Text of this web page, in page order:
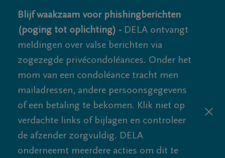
Blijf waakzaam voor phishingberichten
(poging tot oplichting) - DELA ontvangt
meldingen over valse berichten via
zogezegde privécondoléances. Onder het
mom van een condoléance tracht men
mailadressen, andere persoonsgegevens
of een betaling te bekomen. Klik niet op
verdachte links of bijlagen en controleer
de afzender zorgvuldig. DELA
onderneemt meerdere acties om dit te